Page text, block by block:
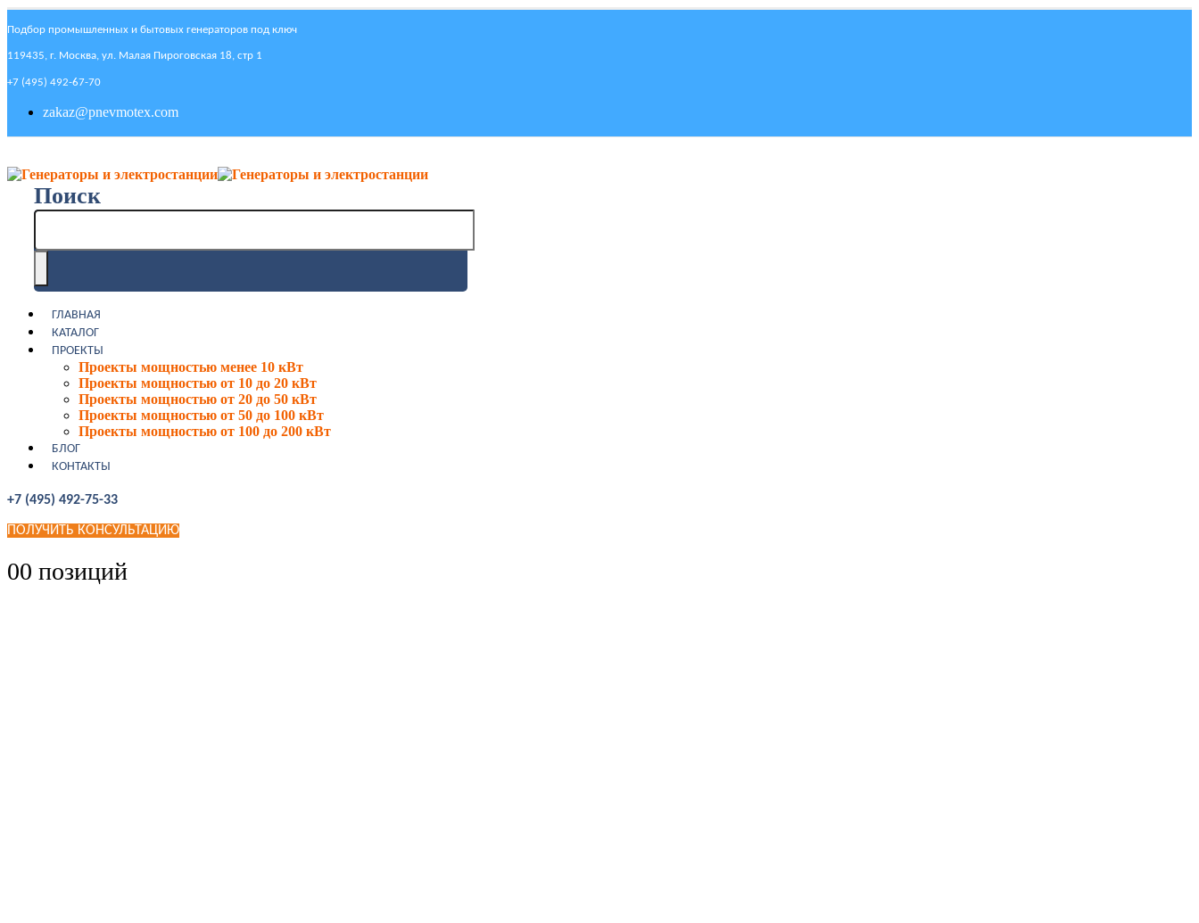
Подбор промышленных и бытовых генераторов под ключ
119435, г. Москва, ул. Малая Пироговская 18, стр 1
+7 (495) 492-67-70
zakaz@pnevmotex.com
Поиск
ГЛАВНАЯ
КАТАЛОГ
ПРОЕКТЫ
Проекты мощностью менее 10 кВт
Проекты мощностью от 10 до 20 кВт
Проекты мощностью от 20 до 50 кВт
Проекты мощностью от 50 до 100 кВт
Проекты мощностью от 100 до 200 кВт
БЛОГ
КОНТАКТЫ
+7 (495) 492-75-33
ПОЛУЧИТЬ КОНСУЛЬТАЦИЮ
00 позиций